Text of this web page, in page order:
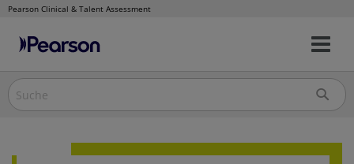
Pearson Clinical & Talent Assessment
Direkt
Inhalt